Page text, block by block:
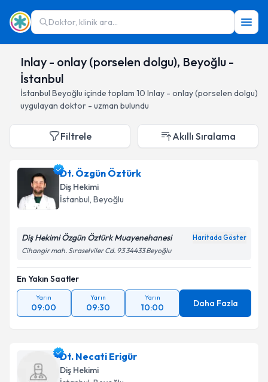
Doktor, klinik ara...
Inlay - onlay (porselen dolgu), Beyoğlu -
İstanbul
İstanbul Beyoğlu içinde toplam 10 Inlay - onlay (porselen dolgu)
uygulayan doktor - uzman bulundu
Filtrele Akıllı Sıralama
Dt. Özgün Öztürk
Diş Hekimi
İstanbul, Beyoğlu
Diş Hekimi Özgün Öztürk Muayenehanesi Haritada Göster
Cihangir mah. Sıraselviler Cd. 93 34433 Beyoğlu
En Yakın Saatler
Yarın
09:00
Yarın
09:30
Yarın
10:00 Daha Fazla
Dt. Necati Erigür
Diş Hekimi